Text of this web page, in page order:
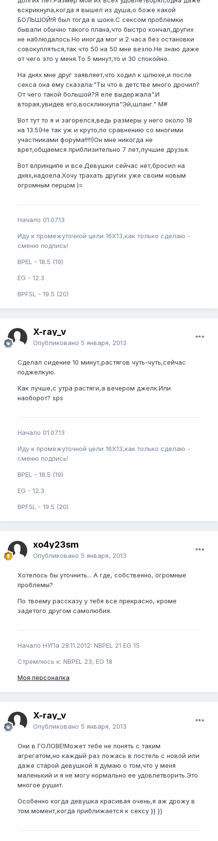
вскрикнула,когда я вышел из душа,о боже какой
БОЛЬШОЙ!Я был тогда в шоке.С сексом проблемки
бывали обычно такого плана,что быстро кончал,других
не наблюдалось.Но иногда мог и 2 часа без остановки
совокупляться,так что 50 на 50 мне везло.Не знаю даже
от чего это у меня.То 5 минут,то и 30 спокойно.
На днях мне друг заявляет,что ходил к шлюхе,и после
секса она ему сказала:"Ты что в детстве много дрочил?
От чего такой большой?Я еле выдержала".И
вторая,увидев его,воскликнула"Эй,шланг." M#
Вот тут то я и загорелся,ведь размеры у него около 18
на 13.5(Не так уж и круто,по сравнению со многими
участниками форума!!!!!)Он мне никогда не
врет,общаемся приблизительно 7 лет,лучшие друзья.
Вот впринципе и все.Девушки сейчас нет,бросил на
днях,надоела.Хочу трахать других уже своим новым
огромным перцом )=
Начало 01.07.13
Иду к промежуточной цели 16Х13,как только сделаю -
сменю подпись!
BPEL - 18.5 (19)
EG - 12.3
BPFSL - 19.5 (20)
X-ray_v
Опубликовано 5 января, 2013
Сделал сидение 10 минут,растягов чуть-чуть,сейчас
поджелкую.
Как лучше,с утра растяги,а вечером джелк.Или
наоборот? sps
Начало 01.07.13
Иду к промежуточной цели 16Х13,как только сделаю -
сменю подпись!
BPEL - 18.5 (19)
EG - 12.3
BPFSL - 19.5 (20)
xo4y23sm
Опубликовано 5 января, 2013
Хотелось бы уточнить... А где, собственно, огромные
проблемы?
По твоему рассказу у тебя все прекрасно, кроме
задетого другом самолюбия.
Начало НУПа 28.11.2012: NBPEL 21 EG 15
Стремлюсь к: NBPEL 23, EG 18
Моя персоналка
X-ray_v
Опубликовано 5 января, 2013
Они в ГОЛОВЕ!Может тебе не понять с таким
агрегатом,но каждый раз ложась в постель с новой или
даже старой девушкой я думаю о том,что у меня
маленький и я не могу нормально ее удовлетворить.Это
многое рушит.
Особенно когда девушка красивая очень,я аж дрожу в
том момент,когда приближается к сексу }} }}